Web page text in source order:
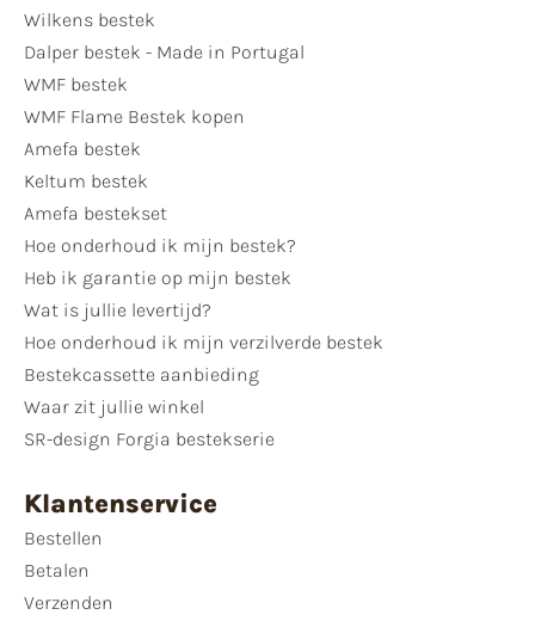
Wilkens bestek
Dalper bestek - Made in Portugal
WMF bestek
WMF Flame Bestek kopen
Amefa bestek
Keltum bestek
Amefa bestekset
Hoe onderhoud ik mijn bestek?
Heb ik garantie op mijn bestek
Wat is jullie levertijd?
Hoe onderhoud ik mijn verzilverde bestek
Bestekcassette aanbieding
Waar zit jullie winkel
SR-design Forgia bestekserie
Klantenservice
Bestellen
Betalen
Verzenden